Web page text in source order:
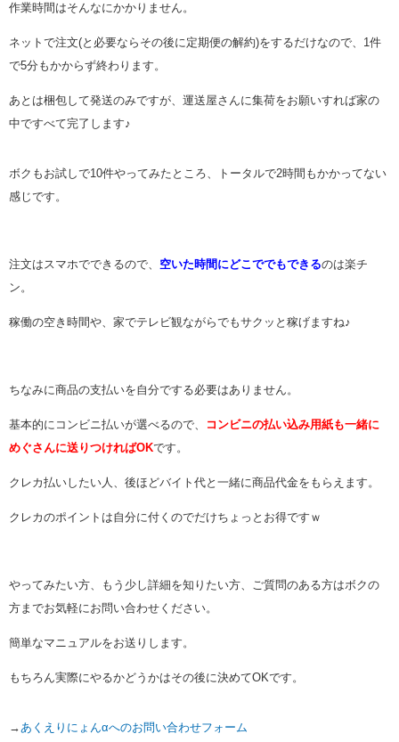
作業時間はそんなにかかりません。
ネットで注文(と必要ならその後に定期便の解約)をするだけなので、1件
で5分もかからず終わります。
あとは梱包して発送のみですが、運送屋さんに集荷をお願いすれば家の
中ですべて完了します♪
ボクもお試しで10件やってみたところ、トータルで2時間もかかってない
感じです。
注文はスマホでできるので、 空いた時間にどこででもできるのは楽チ
ン。
稼働の空き時間や、家でテレビ観ながらでもサクッと稼げますね♪
ちなみに商品の支払いを自分でする必要はありません。
基本的にコンビニ払いが選べるので、
コンビニの払い込み用紙も一緒に
めぐさんに送りつければOKです。
クレカ払いしたい人、後ほどバイト代と一緒に商品代金をもらえます。
クレカのポイントは自分に付くのでだけちょっとお得ですｗ
やってみたい方、もう少し詳細を知りたい方、ご質問のある方はボクの
方までお気軽にお問い合わせください。
簡単なマニュアルをお送りします。
もちろん実際にやるかどうかはその後に決めてOKです。
→あくえりにょんαへのお問い合わせフォーム